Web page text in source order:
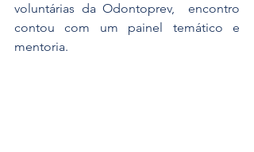
voluntárias da Odontoprev,  encontro
contou com um painel temático e
mentoria.